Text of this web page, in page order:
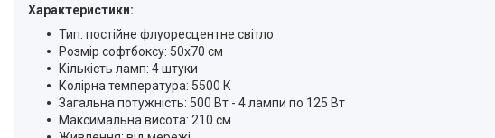
Знижки
Сертифікати
Характеристики:
Тип: постійне флуоресцентне світло
Розмір софтбоксу: 50x70 см
Кількість ламп: 4 штуки
Колірна температура: 5500 К
Загальна потужність: 500 Вт - 4 лампи по 125 Вт
Максимальна висота: 210 см